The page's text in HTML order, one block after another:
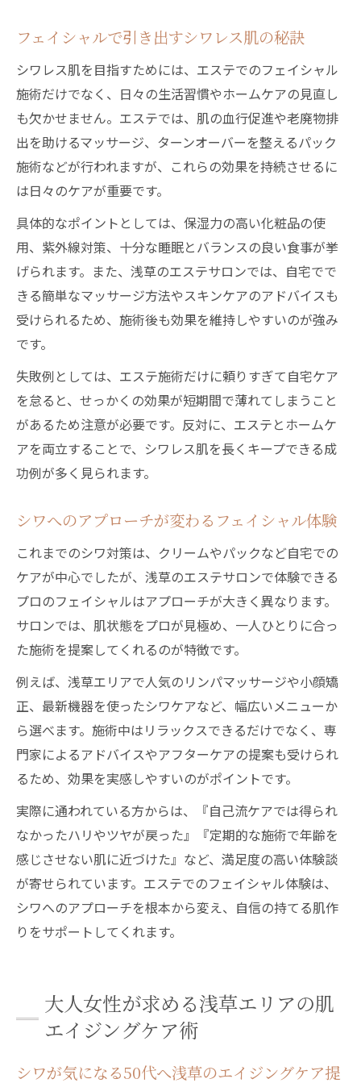
フェイシャルで引き出すシワレス肌の秘訣
シワレス肌を目指すためには、エステでのフェイシャル
施術だけでなく、日々の生活習慣やホームケアの見直し
も欠かせません。エステでは、肌の血行促進や老廃物排
出を助けるマッサージ、ターンオーバーを整えるパック
施術などが行われますが、これらの効果を持続させるに
は日々のケアが重要です。
具体的なポイントとしては、保湿力の高い化粧品の使
用、紫外線対策、十分な睡眠とバランスの良い食事が挙
げられます。また、浅草のエステサロンでは、自宅でで
きる簡単なマッサージ方法やスキンケアのアドバイスも
受けられるため、施術後も効果を維持しやすいのが強み
です。
失敗例としては、エステ施術だけに頼りすぎて自宅ケア
を怠ると、せっかくの効果が短期間で薄れてしまうこと
があるため注意が必要です。反対に、エステとホームケ
アを両立することで、シワレス肌を長くキープできる成
功例が多く見られます。
シワへのアプローチが変わるフェイシャル体験
これまでのシワ対策は、クリームやパックなど自宅での
ケアが中心でしたが、浅草のエステサロンで体験できる
プロのフェイシャルはアプローチが大きく異なります。
サロンでは、肌状態をプロが見極め、一人ひとりに合っ
た施術を提案してくれるのが特徴です。
例えば、浅草エリアで人気のリンパマッサージや小顔矯
正、最新機器を使ったシワケアなど、幅広いメニューか
ら選べます。施術中はリラックスできるだけでなく、専
門家によるアドバイスやアフターケアの提案も受けられ
るため、効果を実感しやすいのがポイントです。
実際に通われている方からは、『自己流ケアでは得られ
なかったハリやツヤが戻った』『定期的な施術で年齢を
感じさせない肌に近づけた』など、満足度の高い体験談
が寄せられています。エステでのフェイシャル体験は、
シワへのアプローチを根本から変え、自信の持てる肌作
りをサポートしてくれます。
大人女性が求める浅草エリアの肌
エイジングケア術
シワが気になる50代へ浅草のエイジングケア提